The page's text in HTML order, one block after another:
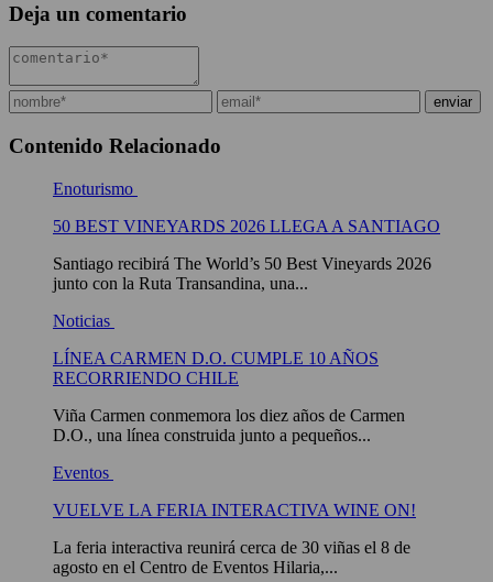
Deja un comentario
Contenido Relacionado
Enoturismo
50 BEST VINEYARDS 2026 LLEGA A SANTIAGO
Santiago recibirá The World’s 50 Best Vineyards 2026
junto con la Ruta Transandina, una...
Noticias
LÍNEA CARMEN D.O. CUMPLE 10 AÑOS
RECORRIENDO CHILE
Viña Carmen conmemora los diez años de Carmen
D.O., una línea construida junto a pequeños...
Eventos
VUELVE LA FERIA INTERACTIVA WINE ON!
La feria interactiva reunirá cerca de 30 viñas el 8 de
agosto en el Centro de Eventos Hilaria,...